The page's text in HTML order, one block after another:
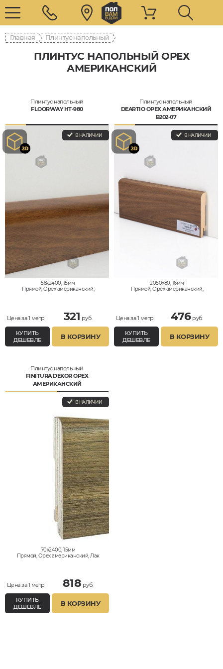
Главная Плинтус напольный
ПЛИНТУС НАПОЛЬНЫЙ ОРЕХ
АМЕРИКАНСКИЙ
Плинтус напольный
FLOORWAY HT-980
В НАЛИЧИИ
58x2400, 15мм
Прямой, Орех американский,
Цена за 1 метр 321 руб.
КУПИТЬ
ДЕШЕВЛЕ
В КОРЗИНУ
Плинтус напольный
DEARTIO ОРЕХ АМЕРИКАНСКИЙ
B202-07
В НАЛИЧИИ
2050x80, 16мм
Прямой, Орех американский,
Цена за 1 метр 476руб.
КУПИТЬ
ДЕШЕВЛЕ
В КОРЗИНУ
Плинтус напольный
FINITURA DEKOR ОРЕХ
АМЕРИКАНСКИЙ
В НАЛИЧИИ
70x2400, 15мм
Прямой, Орех американский, Лак
Цена за 1 метр 818 руб.
КУПИТЬ
ДЕШЕВЛЕ
В КОРЗИНУ